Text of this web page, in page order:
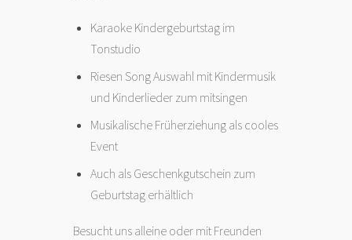
Karaoke Kindergeburtstag im
Tonstudio
Riesen Song Auswahl mit Kindermusik
und Kinderlieder zum mitsingen
Musikalische Früherziehung als cooles
Event
Auch als Geschenkgutschein zum
Geburtstag erhältlich
Besucht uns alleine oder mit Freunden